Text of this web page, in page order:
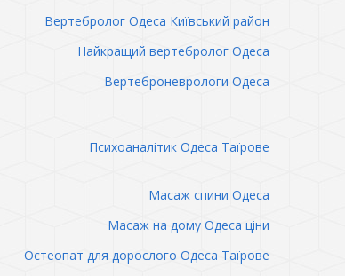
Вертебролог Одеса Київський район
Найкращий вертебролог Одеса
Вертеброневрологи Одеса
Психоаналітик Одеса Таїрове
Масаж спини Одеса
Масаж на дому Одеса ціни
Остеопат для дорослого Одеса Таїрове